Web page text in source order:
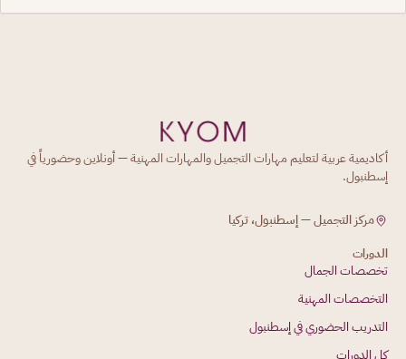
أكاديمية عربية لتعليم مهارات التجميل والمهارات المهنية — أونلاين وحضورياً في
إسطنبول.
مركز التجميل — إسطنبول، تركيا
الدورات
تخصصات الجمال
التخصصات المهنية
التدريب الحضوري في إسطنبول